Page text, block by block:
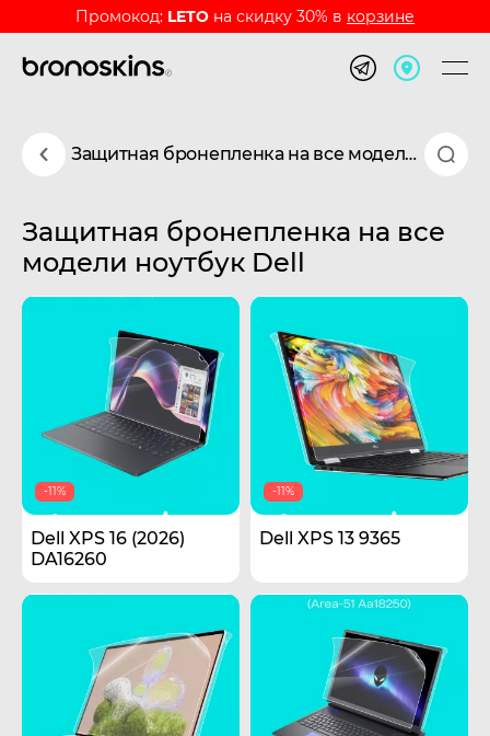
Промокод: LETO на скидку 30% в корзине
Защитная бронепленка на все модели ноутбук Dell
Защитная бронепленка на все
модели ноутбук Dell
-11%
Dell XPS 16 (2026)
DA16260
-11%
Dell XPS 13 9365